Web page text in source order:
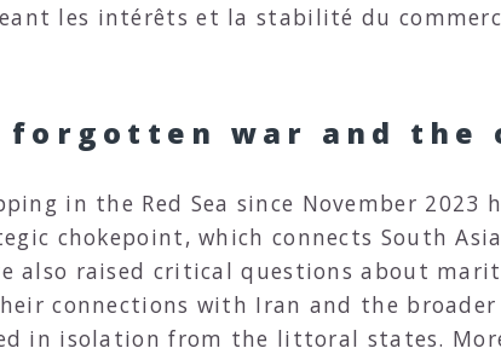
les intérêts et la stabilité du
war and the
in the Red Sea since November 2023
chokepoint, which connects South
also raised critical questions about
connections with Iran and the
in isolation from the littoral states.